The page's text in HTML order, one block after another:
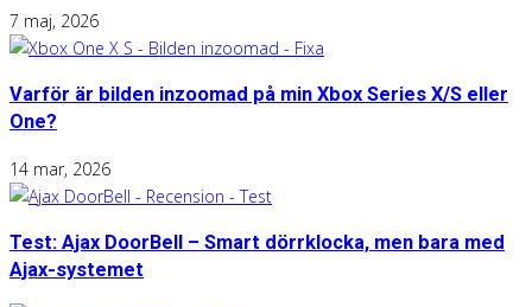
7 maj, 2026
Varför är bilden inzoomad på min Xbox Series X/S eller
One?
14 mar, 2026
Test: Ajax DoorBell – Smart dörrklocka, men bara med
Ajax-systemet